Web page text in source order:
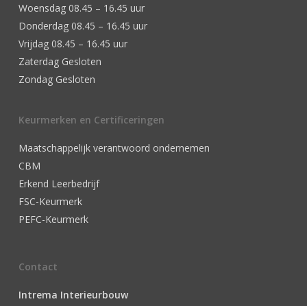
Woensdag 08.45 – 16.45 uur
Donderdag 08.45 – 16.45 uur
Vrijdag 08.45 – 16.45 uur
Zaterdag Gesloten
Zondag Gesloten
Keurmerken en Certificeringen
Maatschappelijk verantwoord ondernemen
CBM
Erkend Leerbedrijf
FSC-Keurmerk
PEFC-Keurmerk
Contact
Intrema Interieurbouw